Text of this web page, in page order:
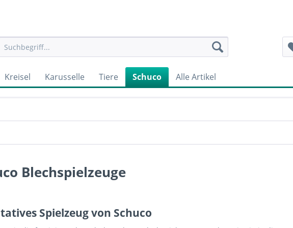
Kreisel Karusselle Tiere Schuco Alle Artikel
Blechspielzeuge
Spielzeug von Schuco